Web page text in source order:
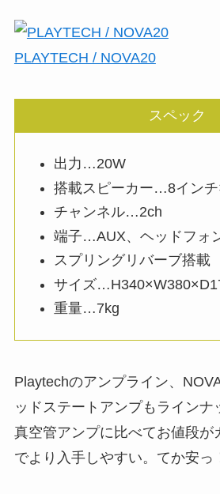
PLAYTECH / NOVA20
スペック
出力…20W
搭載スピーカー…8イン
チャンネル…2ch
端子…AUX、ヘッドフォ
スプリングリバーブ搭載
サイズ
重量…7kg
Playtechのアンプライン、
ッドステートアンプもラインナ
真空管アンプに比べてお値段が
でより入手しやすい。てか安っ